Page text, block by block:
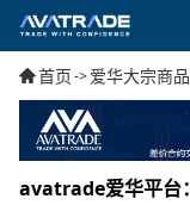
首页->爱华大宗商
avatrade爱华平台